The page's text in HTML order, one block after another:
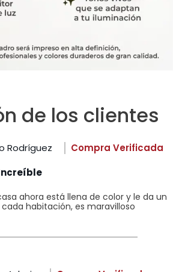
de los clientes
Rodríguez
Compra Verificada
ahora está llena de color y le da un
habitación, es maravilloso